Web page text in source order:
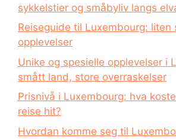
sykkelstier og småbyliv langs
Reiseguide til Luxembourg: liten
opplevelser
Unike og spesielle opplevelser i
smått land, store overraskelser
Prisnivå i Luxembourg: hva
reise hit?
Hvordan komme seg til